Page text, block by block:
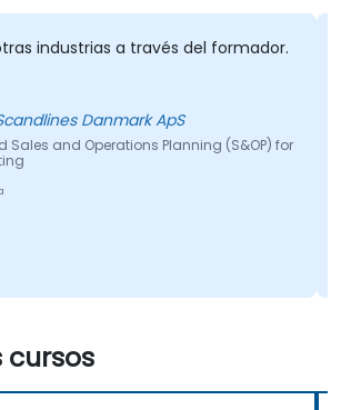
industrias a través del formador.
Danmark ApS
Sales and Operations Planning (S&OP) for
cursos